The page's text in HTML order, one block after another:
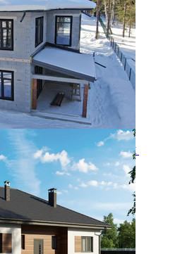
в КП Заповедник